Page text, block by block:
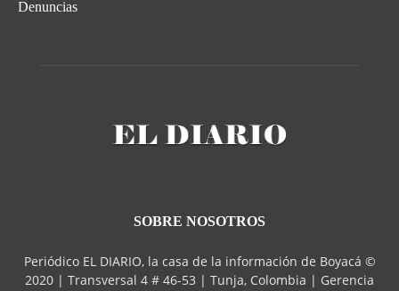
Denuncias
SOBRE NOSOTROS
Periódico EL DIARIO, la casa de la información de Boyacá ©
2020 | Transversal 4 # 46-53 | Tunja, Colombia | Gerencia